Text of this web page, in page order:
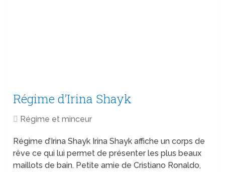
Régime d’Irina Shayk
Régime et minceur
Régime d’Irina Shayk Irina Shayk affiche un corps de
rêve ce qui lui permet de présenter les plus beaux
maillots de bain. Petite amie de Cristiano Ronaldo,